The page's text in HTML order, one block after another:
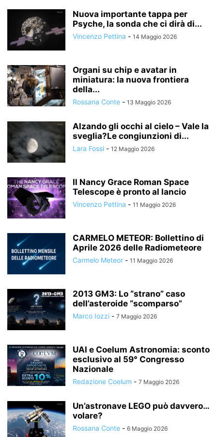
Nuova importante tappa per
Psyche, la sonda che ci dirà di...
Vincenzo Pettina - 14 Maggio 2026
Organi su chip e avatar in
miniatura: la nuova frontiera
della...
Rossana Conte - 13 Maggio 2026
Alzando gli occhi al cielo – Vale la
sveglia?Le congiunzioni di...
Lara Fossi - 12 Maggio 2026
Il Nancy Grace Roman Space
Telescope è pronto al lancio
Vincenzo Pettina - 11 Maggio 2026
CARMELO METEOR: Bollettino di
Aprile 2026 delle Radiometeore
Carmelo Meteor - 11 Maggio 2026
2013 GM3: Lo “strano” caso
dell’asteroide “scomparso”
Marco Iozzi - 7 Maggio 2026
UAI e Coelum Astronomia: sconto
esclusivo al 59° Congresso
Nazionale
Redazione Coelum - 7 Maggio 2026
Un’astronave LEGO può davvero…
volare?
Rossana Conte - 6 Maggio 2026